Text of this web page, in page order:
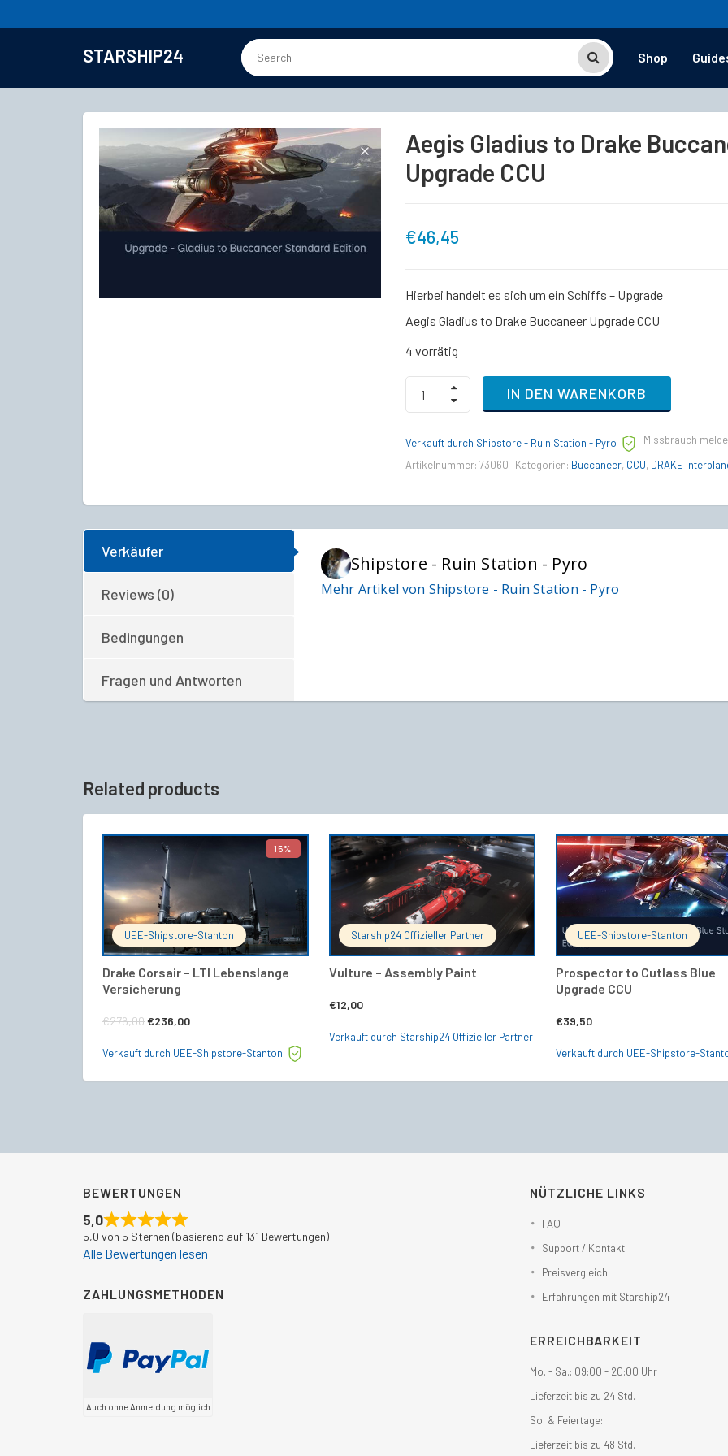
STARSHIP24 Shop
Aegis Gladius to Drake
Upgrade CCU
€46,45
Hierbei handelt es sich um ein Schiffs – Upgrade
Aegis Gladius to Drake Buccaneer Upgrade CCU
4 vorrätig
Aegis
Gladius
to
Buccaneer
CCU
IN DEN WARENKORB
Verkauft durch Shipstore - Ruin Station - Pyro
Missbrauch
Artikelnummer: 73060 Kategorien: Buccaneer, CCU, DRAKE
Verkäufer
Reviews (0)
Bedingungen
Fragen und Antworten
Shipstore - Ruin Station - Pyro
Mehr Artikel von Shipstore - Ruin Station - Pyro
Related products
15%
UEE-Shipstore-Stanton
Drake Corsair – LTI Lebenslange
Versicherung
€276,00Ursprünglicher
€236,00
IN DEN WARENKORB
Verkauft durch UEE-Shipstore-Stanton
Starship24 Offizieller Partner
Vulture – Assembly Paint
€12,00
IN DEN WARENKORB
Verkauft durch Starship24 Offizieller Partner
UEE-Shipstore-Stanton
Prospector to Cutlass Blue
Upgrade CCU
€39,50
IN DEN
Verkauft durch UEE-Shipstore-
BEWERTUNGEN
5,0
5,0 von 5 Sternen (basierend auf 131 Bewertungen)
Alle Bewertungen lesen
ZAHLUNGSMETHODEN
Auch ohne Anmeldung möglich
NÜTZLICHE LINKS
FAQ
Support / Kontakt
Preisvergleich
Erfahrungen mit Starship24
ERREICHBARKEIT
Mo. - Sa.: 09:00 - 20:00 Uhr
Lieferzeit bis zu 24 Std.
So. & Feiertage:
Lieferzeit bis zu 48 Std.